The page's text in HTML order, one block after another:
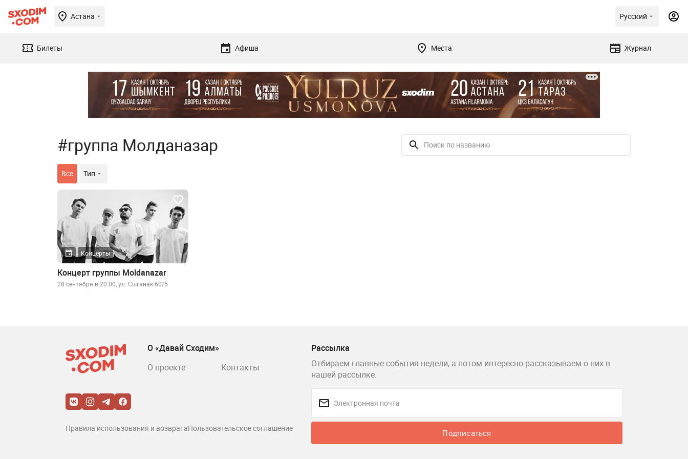
Астана Русский
Билеты Афиша Места Журнал
#группа Молданазар
Все Тип
Концерты
Концерт группы Moldanazar
28 сентября в 20:00, ул. Сыганак 60/5
Рассылка
Отбираем главные события недели, а потом интересно рассказываем о них в
нашей рассылке.
Подписаться
О «Давай Сходим»
О проекте
Контакты
Правила использования и возвратаПользовательское соглашение